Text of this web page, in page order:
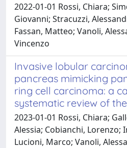
2022-01-01 Rossi, Chiara;
Giovanni; Stracuzzi,
Fassan, Matteo; Vanoli,
Vincenzo
Invasive lobular
pancreas mimicking
ring cell carcinoma: a
systematic review of
2023-01-01 Rossi, Chiara;
Alessia; Cobianchi, Lorenzo;
Lucioni, Marco; Vanoli,